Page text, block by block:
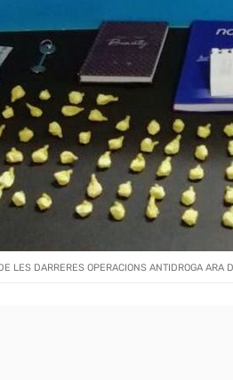
LES DARRERES OPERACIONS ANTIDROGA ARA